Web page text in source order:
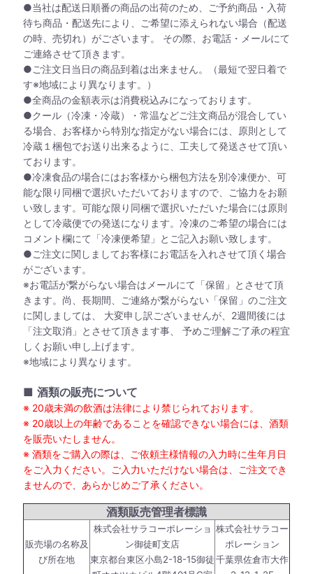
●当社は配送日順番の商品の出荷のため、ご予約商品・入荷
待ち商品・配送先により、ご希望に添えられない場合（配送
の時、売切れ）がございます。 その際、お電話・メールにて
ご連絡させて頂きます。
●ご注文日当日の商品到着は出来ません。（最短で翌日着で
す※地域により異なります。）
●全商品の金額表示は消費税込みになっております。
●クール（冷凍・冷蔵）・常温などご注文商品が混合してい
る場合、お客様から特別な指定がない場合には、原則として
冷蔵１梱包でお送り出来るように、工夫して発送させて頂い
ております。
●冷凍食品の場合にはお客様から梱包方法を別冷凍便か、可
能な限り同梱で選択いただいておりますので、ご協力をお願
い致します。可能な限り同梱で選択いただいた場合には原則
として冷蔵便での発送になります。冷凍のご希望の場合には
コメント欄にて「冷凍便希望」とご記入お願い致します。
●ご注文に関しましてお客様にお電話を入れさせて頂く場合
がございます。
※お電話が繋がらない場合はメールにて「保留」とさせて頂
きます。尚、長期間、ご連絡が繋がらない「保留」のご注文
に関しましては、 大変申し訳ございませんが、2週間後には
「注文取消」とさせて頂きます事、 予めご理解ご了承の程宜
しくお願い申し上げます。
※地域により異なります。
■ 酒類の販売について
※ 20歳未満の飲酒は法律により禁じられております。
※ 20歳以上の年齢であることを確認できない場合には、酒類
を販売いたしません。
※ 酒類をご購入の際は、ご依頼主様情報の入力時に生年月日
をご入力ください。ご入力いただけない場合は、ご注文でき
ませんので、あらかじめご了承ください。
酒類販売管理者標識
販売場の名称及
び所在地
株式会社サラコーポレーショ
ン御徒町支店
東京都台東区小島2-18-15御徒
株式会社サラコー
ポレーション
千葉県佐倉市大作